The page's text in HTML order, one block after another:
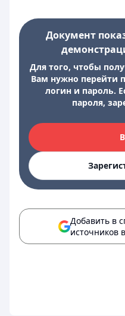
Документ
Для того, чтобы
Вам нужно перейти
логин и пароль.
пароля,
Добавить в
источников